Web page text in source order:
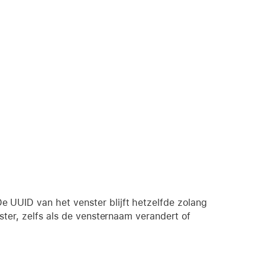
UUID van het venster blijft hetzelfde zolang
zelfs als de vensternaam verandert of